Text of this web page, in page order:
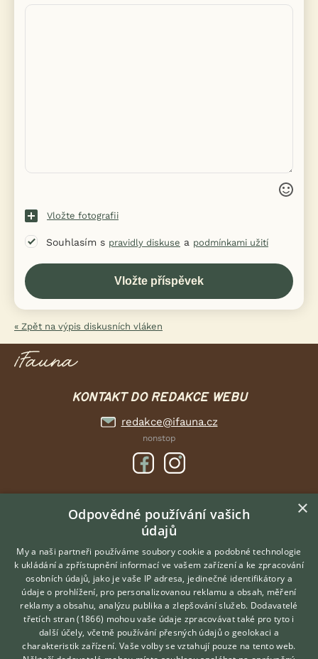
Vložte fotografii
Souhlasím s pravidly diskuse a podmínkami užití
« Zpět na výpis diskusních vláken
KONTAKT DO REDAKCE WEBU
redakce@ifauna.cz
nonstop
DOMOVSKÁ STRÁNKA
INZERCE
DISKUSE
ČLÁNKY
O nás
Kontakt
Možnosti zvýraznění inzerátů
Hledáte zvířecího kamaráda?
Zdarma vám poradí
VETERINÁŘ ONLINE
×
Odpovědné používání vašich
údajů
My a naši partneři používáme soubory cookie a podobné technologie
k ukládání a zpřístupnění informací ve vašem zařízení a ke zpracování
osobních údajů, jako je vaše IP adresa, jedinečné identifikátory a
údaje o prohlížení, pro personalizovanou reklamu a obsah, měření
reklamy a obsahu, analýzu publika a zlepšování služeb. Dodavatelé
třetích stran (1866) mohou vaše údaje zpracovávat také pro tyto i
další účely, včetně používání přesných údajů o geolokaci a
charakteristik zařízení. Vaše volby se vztahují pouze na tento web.